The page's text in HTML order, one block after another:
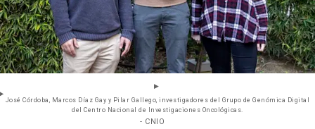
José Córdoba, Marcos Díaz Gay y Pilar Gallego, investigadores del Grupo de Genómica Digital
del Centro Nacional de Investigaciones Oncológicas.
- CNIO